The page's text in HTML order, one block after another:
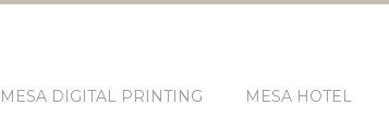
MESA DIGITAL PRINTING MESA HOTEL